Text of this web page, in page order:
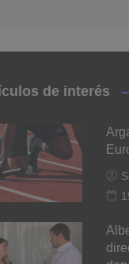
de interés